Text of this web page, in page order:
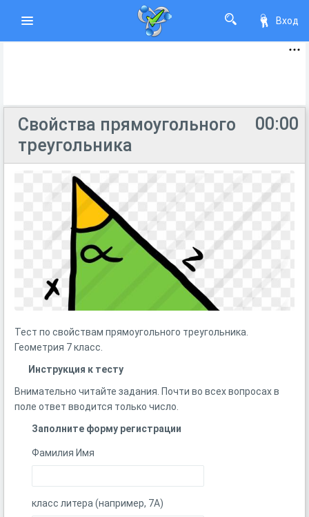
Вход
00:00
Свойства прямоугольного
треугольника
Тест по свойствам прямоугольного треугольника.
Геометрия 7 класс.
Инструкция к тесту
Внимательно читайте задания. Почти во всех вопросах в
поле ответ вводится только число.
Заполните форму регистрации
Фамилия Имя
класс литера (например, 7А)